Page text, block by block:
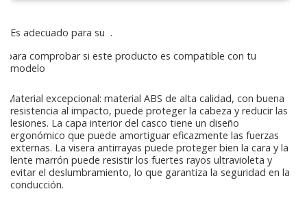
Es adecuado para su .
para comprobar si este producto es compatible con tu
modelo
Material excepcional: material ABS de alta calidad, con buena
resistencia al impacto, puede proteger la cabeza y reducir las
lesiones. La capa interior del casco tiene un diseño
ergonómico que puede amortiguar eficazmente las fuerzas
externas. La visera antirrayas puede proteger bien la cara y la
lente marrón puede resistir los fuertes rayos ultravioleta y
evitar el deslumbramiento, lo que garantiza la seguridad en la
conducción.